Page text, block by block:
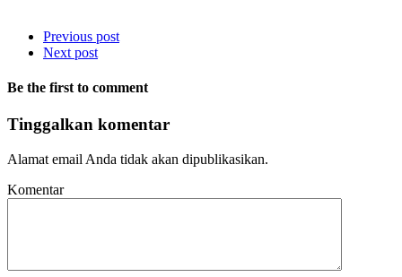
Previous post
Next post
Be the first to comment
Tinggalkan komentar
Alamat email Anda tidak akan dipublikasikan.
Komentar